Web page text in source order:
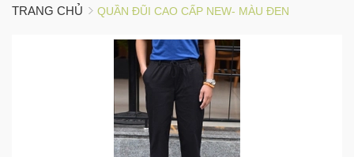
TRANG CHỦ QUẦN ĐŨI CAO CẤP NEW- MÀU ĐEN